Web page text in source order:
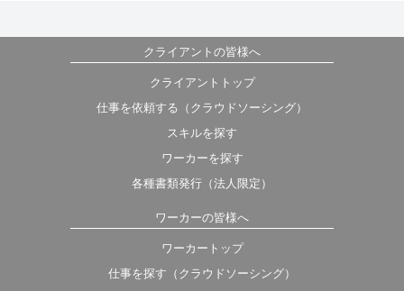
クライアントの皆様へ
クライアントトップ
仕事を依頼する（クラウドソーシング）
スキルを探す
ワーカーを探す
各種書類発行（法人限定）
ワーカーの皆様へ
ワーカートップ
仕事を探す（クラウドソーシング）